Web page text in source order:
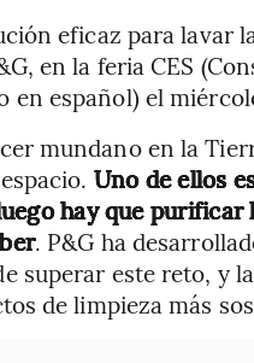
eficaz para lavar
en la feria CES
en español) el
mundano en la
Uno de ellos
hay que
. P&G ha
superar este reto, y
de limpieza más